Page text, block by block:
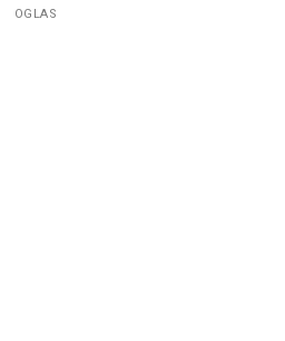
OGLAS